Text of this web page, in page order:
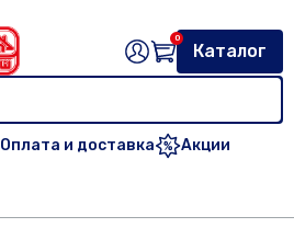
Оплата и доставка Акции
Каталог
0